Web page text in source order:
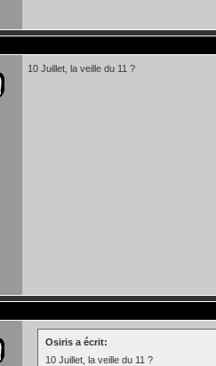
10 Juillet, la veille du 11 ?
Osiris a écrit:
10 Juillet, la veille du 11 ?